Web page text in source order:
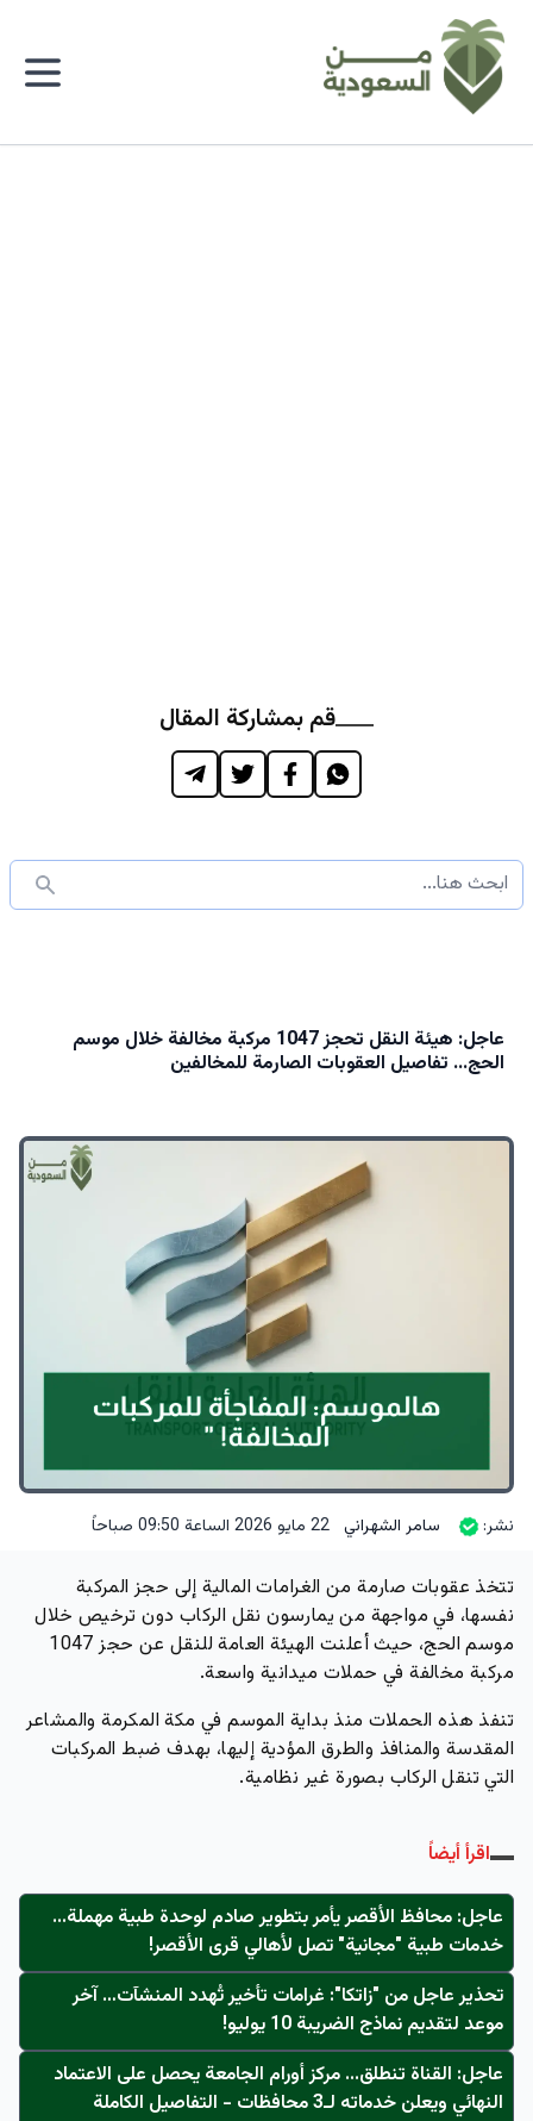
قم بمشاركة المقال
عاجل: هيئة النقل تحجز 1047 مركبة مخالفة خلال موسم
الحج… تفاصيل العقوبات الصارمة للمخالفين
نشر: سامر الشهراني 22 مايو 2026 الساعة 09:50 صباحاً
تتخذ عقوبات صارمة من الغرامات المالية إلى حجز المركبة
نفسها، في مواجهة من يمارسون نقل الركاب دون ترخيص خلال
موسم الحج، حيث أعلنت الهيئة العامة للنقل عن حجز 1047
مركبة مخالفة في حملات ميدانية واسعة.
تنفذ هذه الحملات منذ بداية الموسم في مكة المكرمة والمشاعر
المقدسة والمنافذ والطرق المؤدية إليها، بهدف ضبط المركبات
التي تنقل الركاب بصورة غير نظامية.
اقرأ أيضاً
عاجل: محافظ الأقصر يأمر بتطوير صادم لوحدة طبية مهملة...
خدمات طبية "مجانية" تصل لأهالي قرى الأقصر!
تحذير عاجل من "زاتكا": غرامات تأخير تُهدد المنشآت… آخر
موعد لتقديم نماذج الضريبة 10 يوليو!
عاجل: القناة تنطلق... مركز أورام الجامعة يحصل على الاعتماد
النهائي ويعلن خدماته لـ3 محافظات - التفاصيل الكاملة